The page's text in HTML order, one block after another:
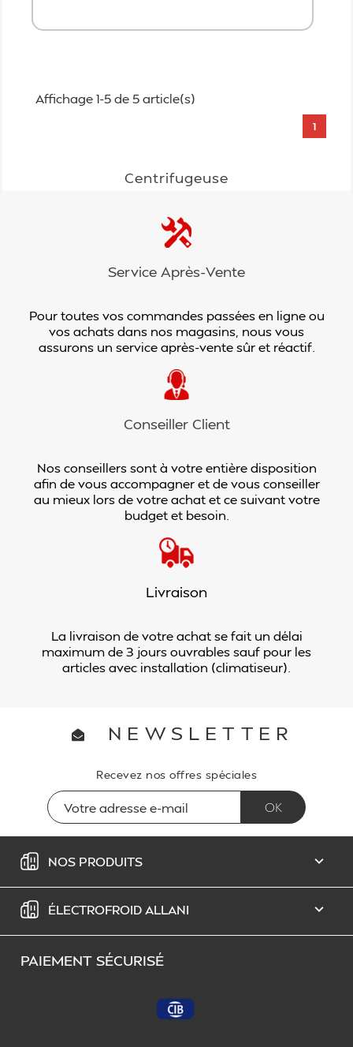
Affichage 1-5 de 5 article(s)
1
Centrifugeuse
Service Après-Vente
Pour toutes vos commandes passées en ligne ou
vos achats dans nos magasins, nous vous
assurons un service après-vente sûr et réactif.
Conseiller Client
Nos conseillers sont à votre entière disposition
afin de vous accompagner et de vous conseiller
au mieux lors de votre achat et ce suivant votre
budget et besoin.
Livraison
La livraison de votre achat se fait un délai
maximum de 3 jours ouvrables sauf pour les
articles avec installation (climatiseur).
NEWSLETTER
Recevez nos offres spéciales
NOS PRODUITS 
ÉLECTROFROID ALLANI 
PAIEMENT SÉCURISÉ